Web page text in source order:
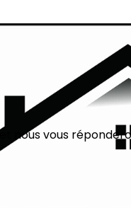
nous vous